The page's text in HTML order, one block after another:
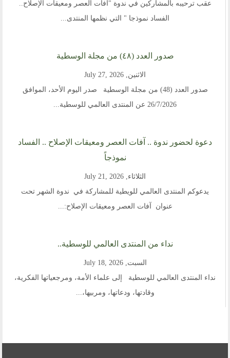
عقب ترحيبه بالمشاركين في ندوة "آفات العصر ومعيقات الإصلاح..
الفساد نموذجا " التي نظمها المنتدى...
صدور العدد (٤٨) من مجلة الوسطية
الاثنين, July 27, 2026
صدور العدد (48) من مجلة الوسطية صدر اليوم الأحد، الموافق
26/7/2026 عن المنتدى العالمي للوسطية...
دعوة لحضور ندوة .. آفات العصر ومعيقات الإصلاح .. الفساد
نموذجاً
الثلاثاء, July 21, 2026
يدعوكم المنتدى العالمي للويطية للمشاركة في ندوة الشهر تحت
عنوان آفات العصر ومعيقات الإصلاح:...
نداء من المنتدى العالمي للوسطية..
السبت, July 18, 2026
نداء المنتدى العالمي للوسطية إلى علماء الأمة، ومرجعياتها الفكرية،
وقادتها، ودعاتها، ومربيها،...